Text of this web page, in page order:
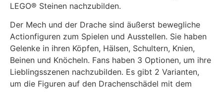
LEGO® Steinen nachzubilden.
Der Mech und der Drache sind äußerst bewegliche
Actionfiguren zum Spielen und Ausstellen. Sie haben
Gelenke in ihren Köpfen, Hälsen, Schultern, Knien,
Beinen und Knöcheln. Fans haben 3 Optionen, um ihre
Lieblingsszenen nachzubilden. Es gibt 2 Varianten,
um die Figuren auf den Drachenschädel mit dem